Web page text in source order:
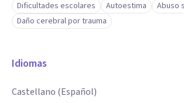
Dificultades escolares
Autoestima
Abuso
Daño cerebral por trauma
Idiomas
Castellano (Español)